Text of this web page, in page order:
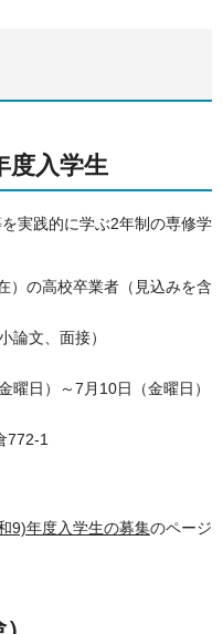
度入学生
実践的に学ぶ2年制の専修学
）の高校卒業者（見込みを含
論文、面接）
曜日）～7月10日（金曜日）
772-1
9)年度入学生の募集のページ